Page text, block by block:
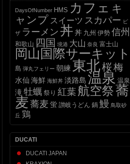
DaysOfNumber HMS カフェ キ
ャンプ スイーツ スカパー ピ
ザ ラーメン丼 丼 九州 伊勢 信州
和歌山 四国 境港 大山 奈良 富士山
岡山国際サーキット
島 弾丸フェリー 朝練 東北桜梅
水仙 海鮮 海鮮丼 淡路島 温泉 温泉
滝 牡蠣 祭り 紅葉航空祭蕎
麦蕎麦蛍 讃岐うどん 鍋 鰻 鳥取砂
丘 鶏
DUCATI
DUCATI JAPAN